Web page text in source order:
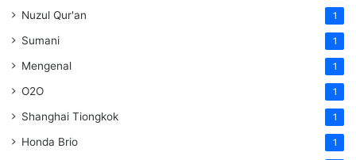
Nuzul Qur'an 1
Sumani 1
Mengenal 1
O2O 1
Shanghai Tiongkok 1
Honda Brio 1